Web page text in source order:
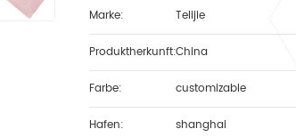
Marke: Telijie
Produktherkunft:China
Farbe: customizable
Hafen: shanghai